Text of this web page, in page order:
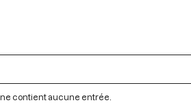
contient aucune entrée.